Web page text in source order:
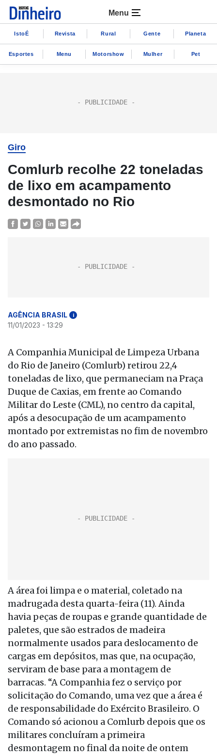
Menu
IstoÉ Revista Rural Gente Planeta
Esportes Menu Motorshow Mulher Pet
Giro
Comlurb recolhe 22 toneladas
de lixo em acampamento
desmontado no Rio
AGÊNCIA BRASIL i
11/01/2023 - 13:29
A Companhia Municipal de Limpeza Urbana
do Rio de Janeiro (Comlurb) retirou 22,4
toneladas de lixo, que permaneciam na Praça
Duque de Caxias, em frente ao Comando
Militar do Leste (CML), no centro da capital,
após a desocupação de um acampamento
montado por extremistas no fim de novembro
do ano passado.
A área foi limpa e o material, coletado na
madrugada desta quarta-feira (11). Ainda
havia peças de roupas e grande quantidade de
paletes, que são estrados de madeira
normalmente usados para deslocamento de
cargas em depósitos, mas que, na ocupação,
serviram de base para a montagem de
barracas. “A Companhia fez o serviço por
solicitação do Comando, uma vez que a área é
de responsabilidade do Exército Brasileiro. O
Comando só acionou a Comlurb depois que os
militares concluíram a primeira
desmontagem no final da noite de ontem